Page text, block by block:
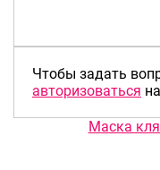
Чтобы задать
авторизоваться
Маска